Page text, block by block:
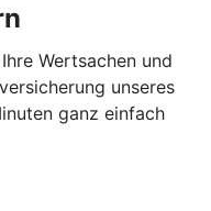
Wertsachen und
unseres
ganz einfach